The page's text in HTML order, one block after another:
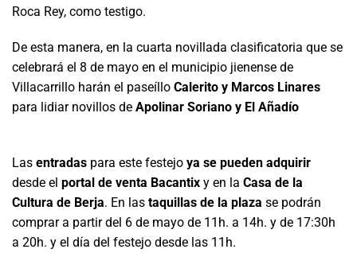
Roca Rey, como testigo.
De esta manera, en la cuarta novillada clasificatoria que se
celebrará el 8 de mayo en el municipio jienense de
Villacarrillo harán el paseíllo Calerito y Marcos Linares
para lidiar novillos de Apolinar Soriano y El Añadío
Las entradas para este festejo ya se pueden adquirir
desde el portal de venta Bacantix y en la Casa de la
Cultura de Berja. En las taquillas de la plaza se podrán
comprar a partir del 6 de mayo de 11h. a 14h. y de 17:30h
a 20h. y el día del festejo desde las 11h.